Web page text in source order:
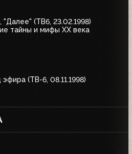
"Далее" (ТВ6, 23.02.1998)
тайны и мифы XX века
эфира (ТВ-6, 08.11.1998)